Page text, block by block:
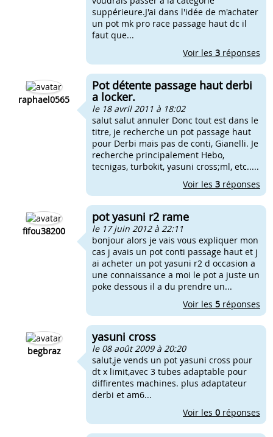
suppérieure.J'ai dans l'idée de m'achater
un pot mk pro race passage haut dc il
faut que...
Voir les 3 réponses
raphael0565
Pot détente passage haut derbi
a locker.
le 18 avril 2011 à 18:02
salut salut annuler Donc tout est dans le
titre, je recherche un pot passage haut
pour Derbi mais pas de conti, Gianelli. Je
recherche principalement Hebo,
tecnigas, turbokit, yasuni cross;ml, etc.....
Voir les 3 réponses
fifou38200
pot yasuni r2 rame
le 17 juin 2012 à 22:11
bonjour alors je vais vous expliquer mon
cas j avais un pot conti passage haut et j
ai acheter un pot yasuni r2 d occasion a
une connaissance a moi le pot a juste un
poke dessous il a du prendre un...
Voir les 5 réponses
begbraz
yasuni cross
le 08 août 2009 à 20:20
salut,je vends un pot yasuni cross pour
dt x limit,avec 3 tubes adaptable pour
diffirentes machines. plus adaptateur
derbi et am6...
Voir les 0 réponses